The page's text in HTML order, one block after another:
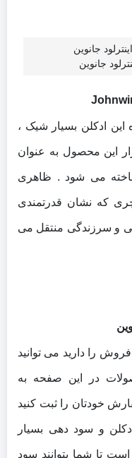
جانوین
ادکلن بسیار شیک ،
این محصول به عنوان
می شود . ظاهری
که نشان قدرتمندی
و سرزندگی منتقل می
را دارید می توانید
در این صفحه به
خودتان را ثبت کنید
و سود دهی بسیار
تا شما بتوانند سود